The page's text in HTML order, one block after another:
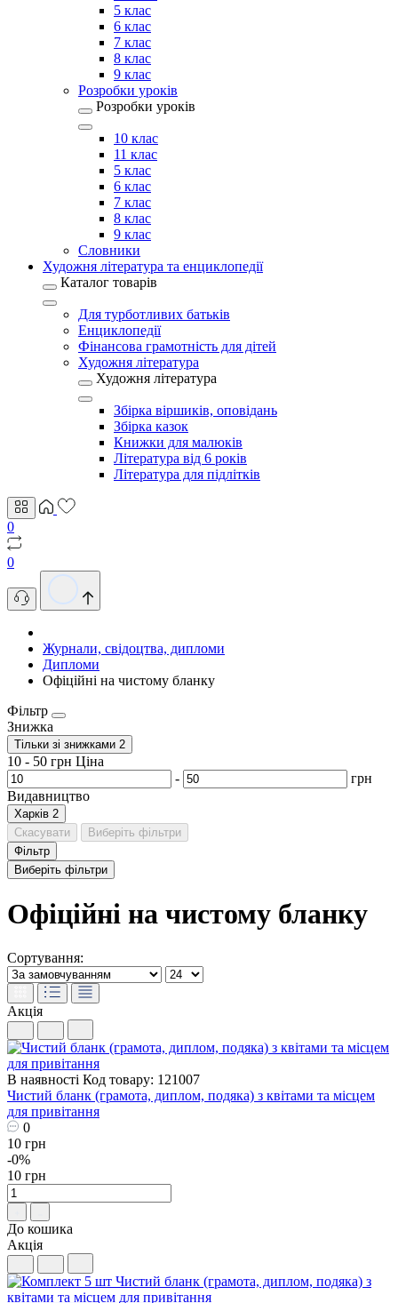
5 клас
6 клас
7 клас
8 клас
9 клас
Розробки уроків
Розробки уроків
10 клас
11 клас
5 клас
6 клас
7 клас
8 клас
9 клас
Словники
Художня література та енциклопедії
Каталог товарів
Для турботливих батьків
Енциклопедії
Фінансова грамотність для дітей
Художня література
Художня література
Збірка віршиків, оповідань
Збірка казок
Книжки для малюків
Література від 6 років
Література для підлітків
0
0
Журнали, свідоцтва, дипломи
Дипломи
Офіційні на чистому бланку
Фільтр
Знижка
Тільки зі знижками 2
10 - 50 грн Ціна
-
грн
Видавництво
Харків 2
Скасувати
Виберіть фільтри
Фільтр
Виберіть фільтри
Офіційні на чистому бланку
Сортування:
Акція
В наявності Код товару: 121007
Чистий бланк (грамота, диплом, подяка) з квітами та місцем
для привітання
0
10 грн
-0%
10 грн
До кошика
Акція